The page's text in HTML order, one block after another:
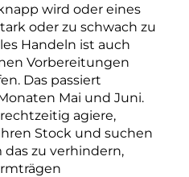
wird oder eines
oder zu schwach zu
Handeln ist auch
Vorbereitungen
Das passiert
Mai und Juni.
agiere,
Stock und suchen
zu verhindern,